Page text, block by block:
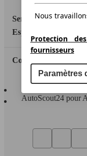
Service
Espace Pro
Contact
AutoScout24 pour
AutoScout24 pour
Nous
Protection
fournisseurs
Paramètres